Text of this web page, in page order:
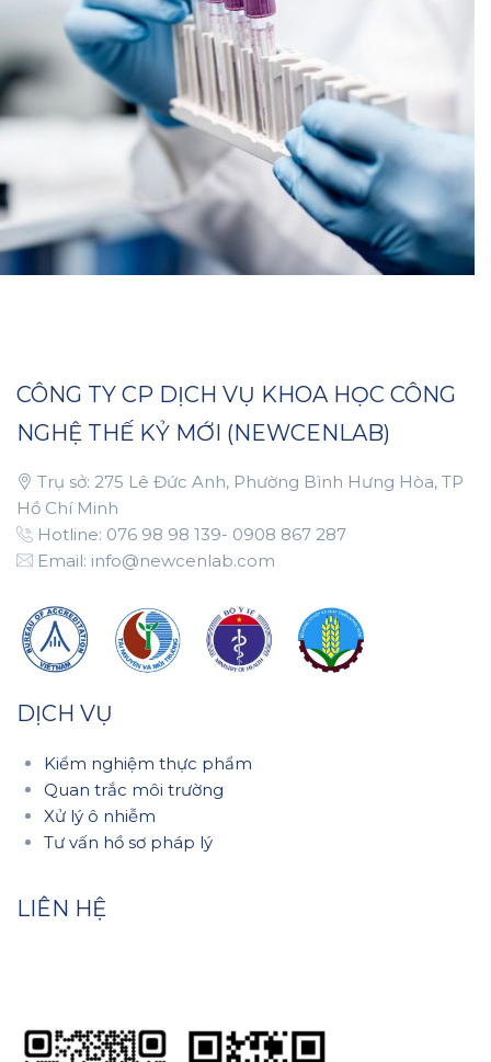
Blood Bank & Chemistry
CÔNG TY CP DỊCH VỤ KHOA HỌC CÔNG
NGHỆ THẾ KỶ MỚI (NEWCENLAB)
Trụ sở: 275 Lê Đức Anh, Phường Bình Hưng Hòa, TP
Hồ Chí Minh
Hotline: 076 98 98 139- 0908 867 287
Email: info@newcenlab.com
DỊCH VỤ
Kiểm nghiệm thực phẩm
Quan trắc môi trường
Xử lý ô nhiễm
Tư vấn hồ sơ pháp lý
LIÊN HỆ